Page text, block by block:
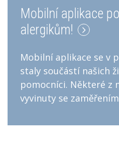
Mobilní aplikace
alergikům!
Mobilní aplikace se v
staly součástí našich
pomocníci. Některé z
vyvinuty se